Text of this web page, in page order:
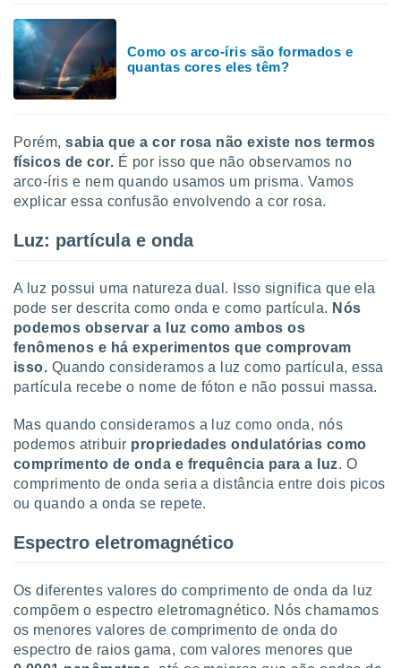
a
website,
analisar o
ou
de
nós e
únicos
para
como a
IP e
possam
seus
com
Como os arco-íris são formados e
quantas cores eles têm?
Porém,sabia que a cor rosa não existe nos termos
físicos de cor. É por isso que não observamos no
arco-íris e nem quando usamos um prisma. Vamos
explicar essa confusão envolvendo a cor rosa.
Luz: partícula e onda
A luz possui uma natureza dual. Isso significa que ela
pode ser descrita como onda e como partícula. Nós
podemos observar a luz como ambos os
fenômenos e há experimentos que comprovam
isso. Quando consideramos a luz como partícula, essa
partícula recebe o nome de fóton e não possui massa.
Mas quando consideramos a luz como onda, nós
podemos atribuir propriedades ondulatórias como
comprimento de onda e frequência para a luz. O
comprimento de onda seria a distância entre dois picos
ou quando a onda se repete.
Espectro eletromagnético
Os diferentes valores do comprimento de onda da luz
compõem o espectro eletromagnético. Nós chamamos
os menores valores de comprimento de onda do
espectro de raios gama, com valores menores que